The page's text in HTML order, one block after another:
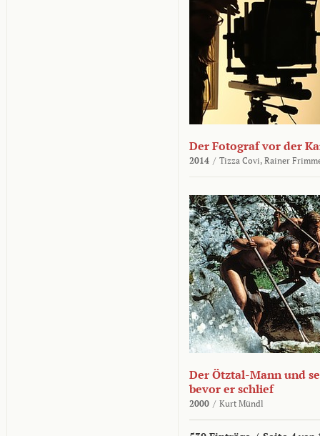
Der Fotograf vor der
2014 / Tizza Covi, Rainer
Der Ötztal-Mann und
bevor er schlief
2000 / Kurt Mündl